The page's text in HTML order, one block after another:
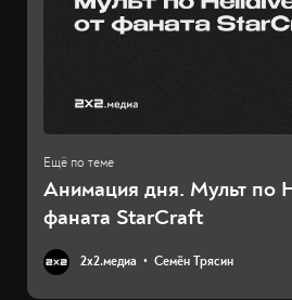
Анимация дня. Мульт по
фаната StarCraft
2х2.медиа Семён Трясин